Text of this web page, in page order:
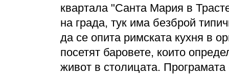
квартала "Санта Мария в
на града, тук има безброй
да се опита римската кухня в
посетят баровете, които
живот в столицата.